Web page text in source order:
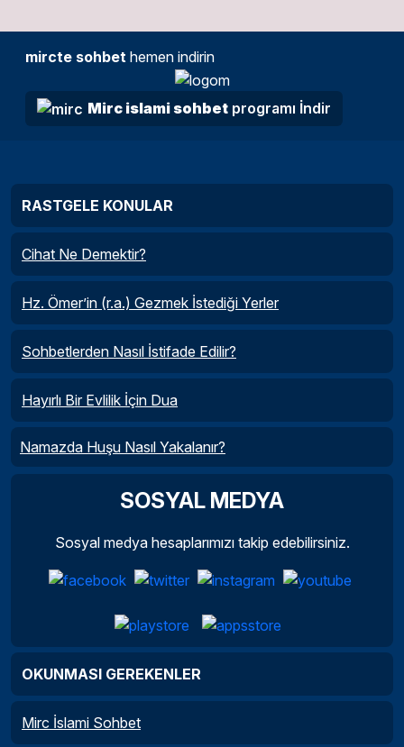
mircte sohbet hemen indirin
Mirc islami sohbet programı İndir
RASTGELE KONULAR
Cihat Ne Demektir?
Hz. Ömer’in (r.a.) Gezmek İstediği Yerler
Sohbetlerden Nasıl İstifade Edilir?
Hayırlı Bir Evlilik İçin Dua
Namazda Huşu Nasıl Yakalanır?
SOSYAL MEDYA
Sosyal medya hesaplarımızı takip edebilirsiniz.
OKUNMASI GEREKENLER
Mirc İslami Sohbet